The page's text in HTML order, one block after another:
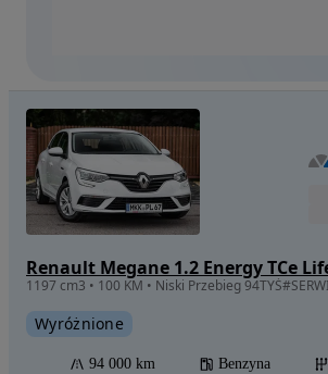
Renault Megane 1.2 Energy TCe
Wyróżnione
94 000 km Benzyna